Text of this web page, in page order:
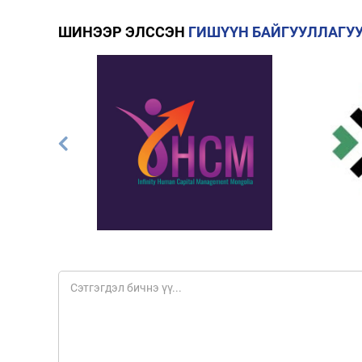
ШИНЭЭР ЭЛССЭН ГИШҮҮН